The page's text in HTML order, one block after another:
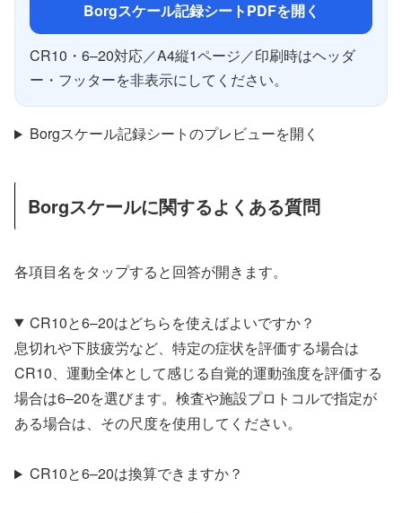
Borgスケール記録シートPDFを開く
CR10・6–20対応／A4縦1ページ／印刷時はヘッダ
ー・フッターを非表示にしてください。
Borgスケール記録シートのプレビューを開く
Borgスケールに関するよくある質問
各項目名をタップすると回答が開きます。
CR10と6–20はどちらを使えばよいですか？
息切れや下肢疲労など、特定の症状を評価する場合は
CR10、運動全体として感じる自覚的運動強度を評価する
場合は6–20を選びます。検査や施設プロトコルで指定が
ある場合は、その尺度を使用してください。
CR10と6–20は換算できますか？